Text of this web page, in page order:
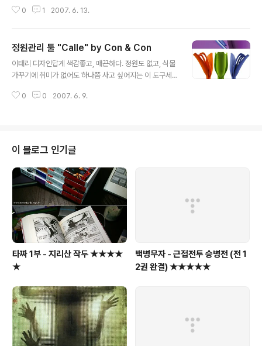
한다. 2004년 6월 첫선을 보인 지 2년이 지났지만 여전히
오르는 깜찍한 이미지다. 배찌,다오,우니,마리드,모스,디지
니,캐피,에띠,로두마니,타키,닥터R,닥터 리바스키,에리니,
모비,브로디,투투 등.1600만명이 아는 이름이다. 최 팀장
이더 캐릭터와 배경을 디자인하는데 들인 세월은 1년6개
0 1 2007. 6. 13.
정원관리 툴 "Calle" by Con & Con
이태리 디자인답게 색감좋고, 매끈하다. 정원도 없고, 식물
가꾸기에 취미가 없어도 하나쯤 사고 싶어지는 이 도구세
이너는 Stylus design... http://www.conecon.it/
0 0 2007. 6. 9.
이 블로그 인기글
타짜 1부 - 지리산 작두 ★★★★
★
백병무자 - 근접전투 승병전 (전 1
2권 완결) ★★★★★